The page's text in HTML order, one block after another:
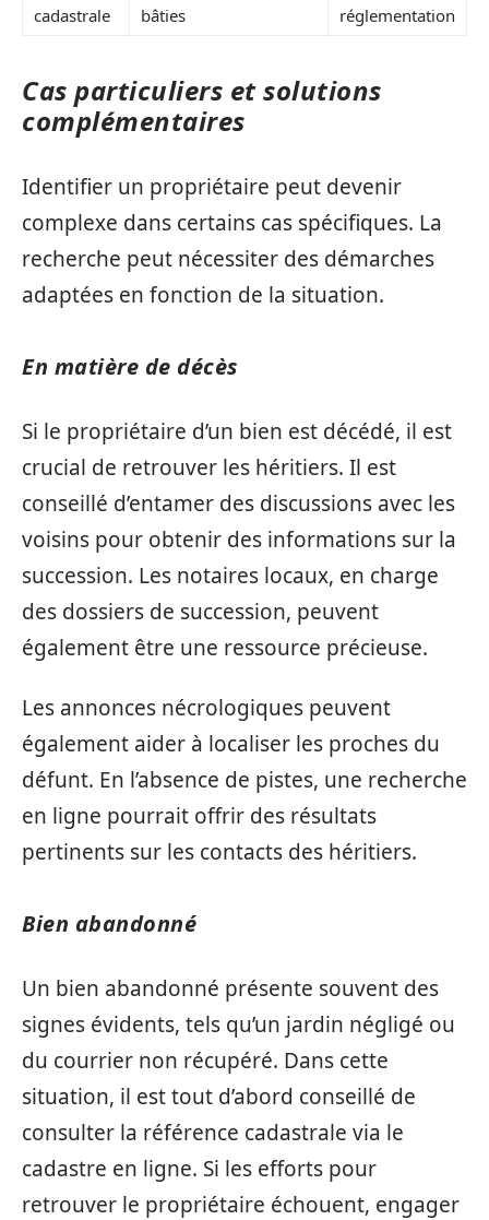
cadastrale
bâties
réglementation
Cas particuliers et solutions
complémentaires
Identifier un propriétaire peut devenir
complexe dans certains cas spécifiques. La
recherche peut nécessiter des démarches
adaptées en fonction de la situation.
En matière de décès
Si le propriétaire d’un bien est décédé, il est
crucial de retrouver les héritiers. Il est
conseillé d’entamer des discussions avec les
voisins pour obtenir des informations sur la
succession. Les notaires locaux, en charge
des dossiers de succession, peuvent
également être une ressource précieuse.
Les annonces nécrologiques peuvent
également aider à localiser les proches du
défunt. En l’absence de pistes, une recherche
en ligne pourrait offrir des résultats
pertinents sur les contacts des héritiers.
Bien abandonné
Un bien abandonné présente souvent des
signes évidents, tels qu’un jardin négligé ou
du courrier non récupéré. Dans cette
situation, il est tout d’abord conseillé de
consulter la référence cadastrale via le
cadastre en ligne. Si les efforts pour
retrouver le propriétaire échouent, engager